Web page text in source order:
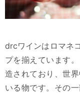
drcワインはロマネ
プを揃えています
造されており、世
いる物です。その